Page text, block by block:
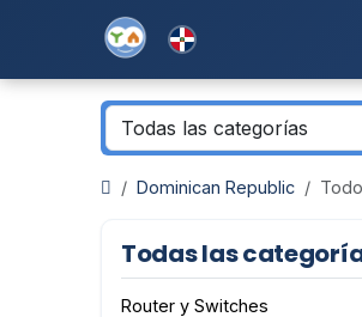
Dominican Republic
Todas las
Router y Switches